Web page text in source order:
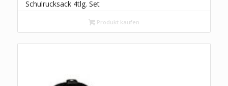
Schulrucksack 4tlg. Set
Produkt kaufen